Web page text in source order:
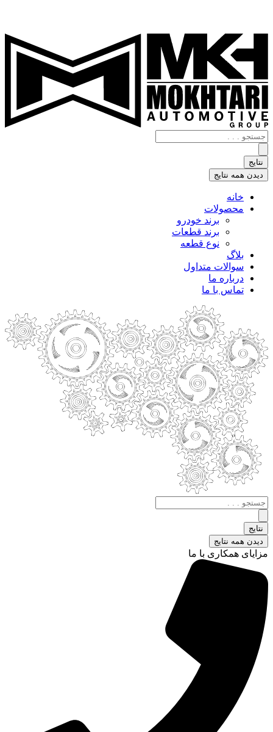
جستجو
.
.
.
نتایج
دیدن همه نتایج
خانه
محصولات
برند خودرو
برند قطعات
نوع قطعه
بلاگ
سوالات متداول
درباره ما
تماس با ما
جستجو
.
.
.
نتایج
دیدن همه نتایج
مزایای همکاری با ما